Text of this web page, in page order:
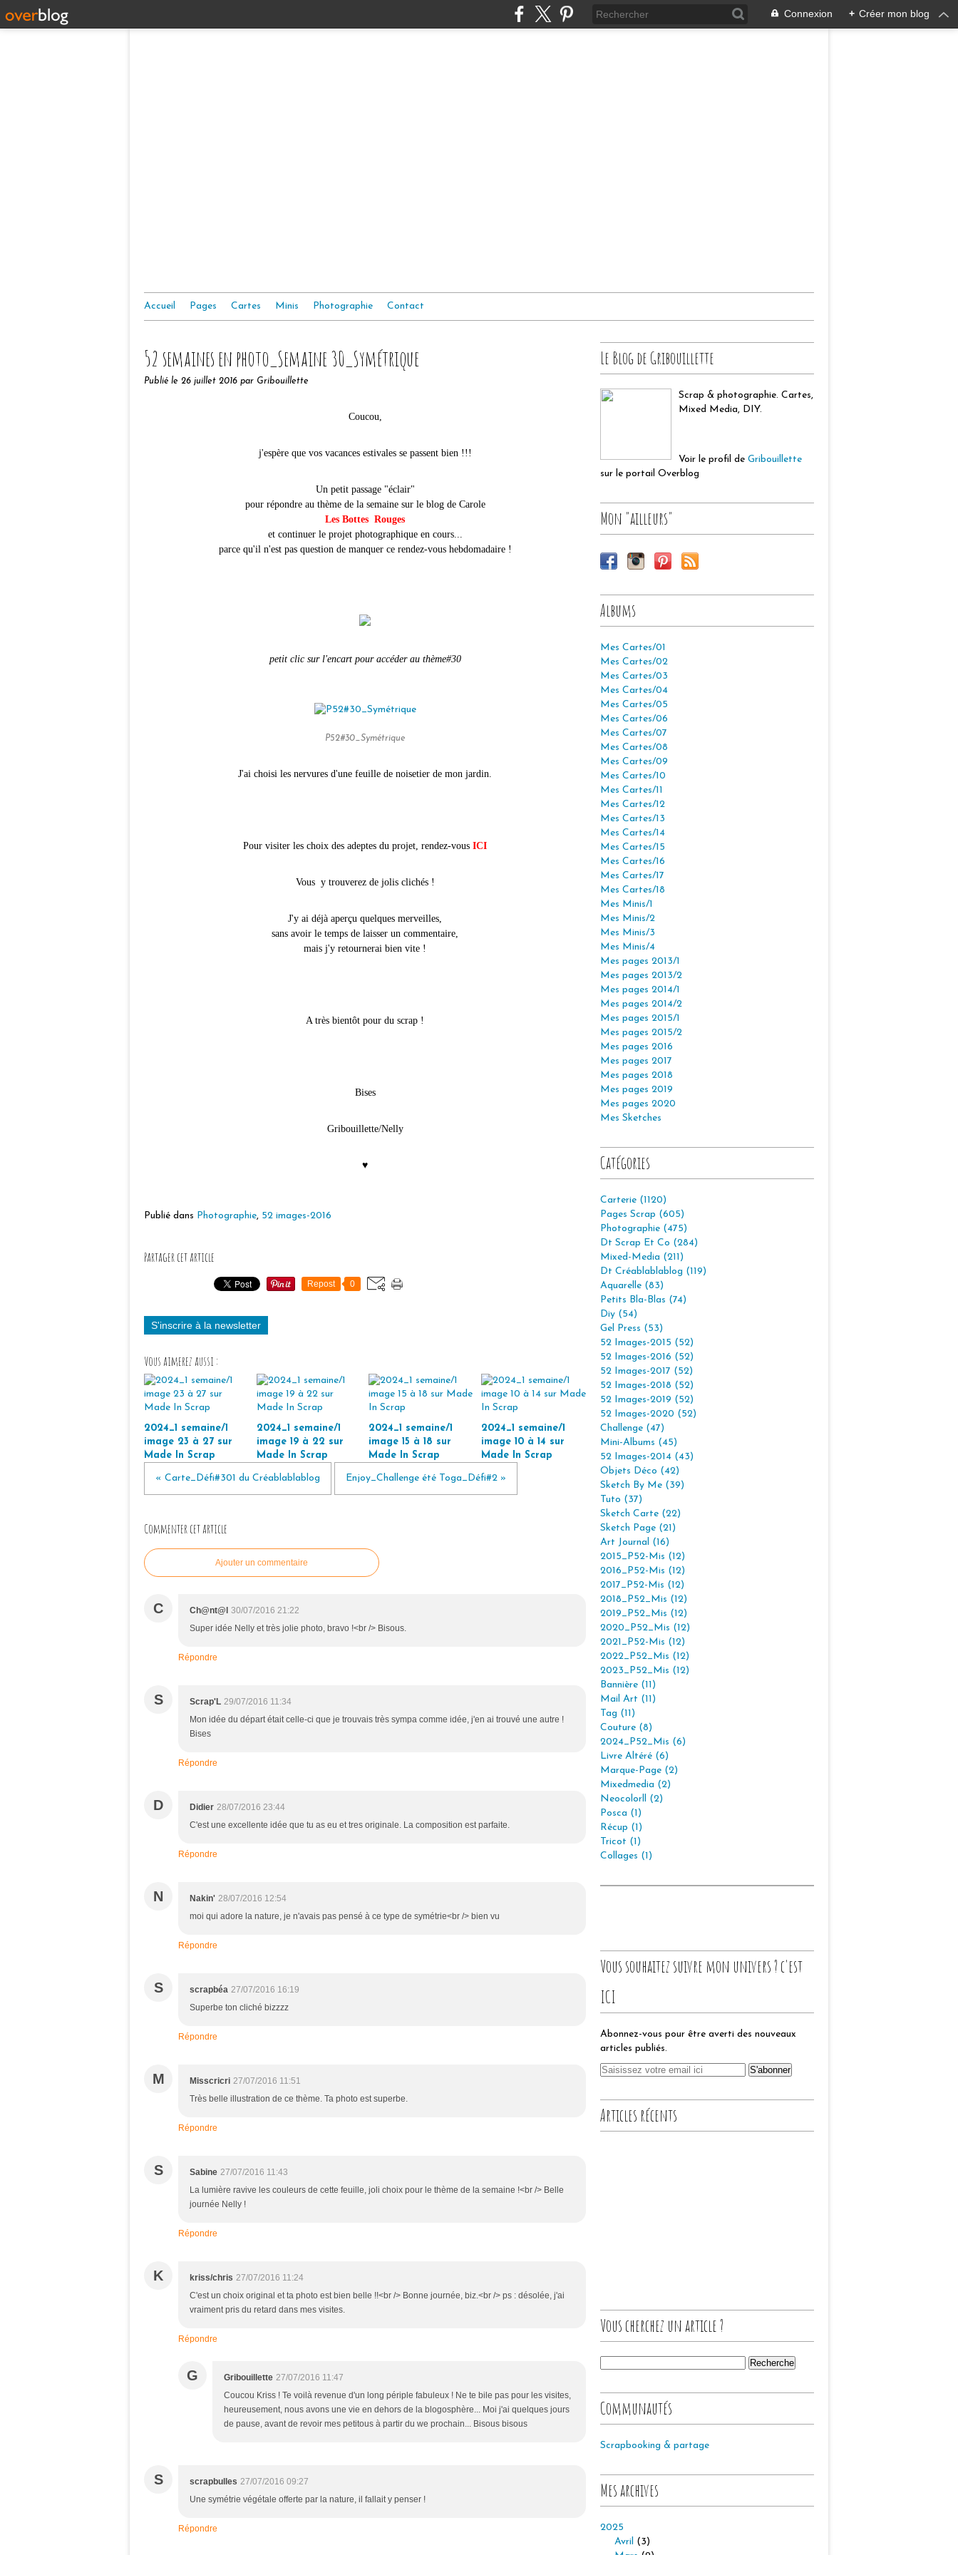
Connexion + Créer mon blog
Accueil Pages Cartes Minis Photographie Contact
52 semaines en photo_Semaine 30_Symétrique
Publié le 26 juillet 2016 par Gribouillette
Coucou,
j'espère que vos vacances estivales se passent bien !!!
Un petit passage "éclair"
pour répondre au thème de la semaine sur le blog de Carole
Les Bottes Rouges
et continuer le projet photographique en cours...
parce qu'il n'est pas question de manquer ce rendez-vous hebdomadaire !
petit clic sur l'encart pour accéder au thème#30
P52#30_Symétrique
J'ai choisi les nervures d'une feuille de noisetier de mon jardin.
Pour visiter les choix des adeptes du projet, rendez-vous ICI
Vous y trouverez de jolis clichés !
J'y ai déjà aperçu quelques merveilles,
sans avoir le temps de laisser un commentaire,
mais j'y retournerai bien vite !
A très bientôt pour du scrap !
Bises
Gribouillette/Nelly
♥
Publié dans Photographie, 52 images-2016
Partager cet article
Repost 0
S'inscrire à la newsletter
Vous aimerez aussi :
2024_1 semaine/1
image 23 à 27 sur
Made In Scrap
2024_1 semaine/1
image 19 à 22 sur
Made In Scrap
2024_1 semaine/1
image 15 à 18 sur
Made In Scrap
2024_1 semaine/1
image 10 à 14 sur
Made In Scrap
« Carte_Défi#301 du Créablablablog Enjoy_Challenge été Toga_Défi#2 »
Commenter cet article
Ajouter un commentaire
C Ch@nt@l 30/07/2016 21:22
Super idée Nelly et très jolie photo, bravo !<br /> Bisous.
Répondre
S Scrap'L 29/07/2016 11:34
Mon idée du départ était celle-ci que je trouvais très sympa comme idée, j'en ai trouvé une autre !
Bises
Répondre
D Didier 28/07/2016 23:44
C'est une excellente idée que tu as eu et tres originale. La composition est parfaite.
Répondre
N Nakin' 28/07/2016 12:54
moi qui adore la nature, je n'avais pas pensé à ce type de symétrie<br /> bien vu
Répondre
S scrapbéa 27/07/2016 16:19
Superbe ton cliché bizzzz
Répondre
M Misscricri 27/07/2016 11:51
Très belle illustration de ce thème. Ta photo est superbe.
Répondre
S Sabine 27/07/2016 11:43
La lumière ravive les couleurs de cette feuille, joli choix pour le thème de la semaine !<br /> Belle
journée Nelly !
Répondre
K kriss/chris 27/07/2016 11:24
C'est un choix original et ta photo est bien belle !!<br /> Bonne journée, biz.<br /> ps : désolée, j'ai
vraiment pris du retard dans mes visites.
Répondre
G Gribouillette 27/07/2016 11:47
Coucou Kriss ! Te voilà revenue d'un long périple fabuleux ! Ne te bile pas pour les visites,
heureusement, nous avons une vie en dehors de la blogosphère... Moi j'ai quelques jours
de pause, avant de revoir mes petitous à partir du we prochain... Bisous bisous
S scrapbulles 27/07/2016 09:27
Une symétrie végétale offerte par la nature, il fallait y penser !
Répondre
Le Blog de Gribouillette
Scrap & photographie. Cartes,
Mixed Media, DIY.
Voir le profil de Gribouillette
sur le portail Overblog
Mon "ailleurs"
Albums
Mes Cartes/01
Mes Cartes/02
Mes Cartes/03
Mes Cartes/04
Mes Cartes/05
Mes Cartes/06
Mes Cartes/07
Mes Cartes/08
Mes Cartes/09
Mes Cartes/10
Mes Cartes/11
Mes Cartes/12
Mes Cartes/13
Mes Cartes/14
Mes Cartes/15
Mes Cartes/16
Mes Cartes/17
Mes Cartes/18
Mes Minis/1
Mes Minis/2
Mes Minis/3
Mes Minis/4
Mes pages 2013/1
Mes pages 2013/2
Mes pages 2014/1
Mes pages 2014/2
Mes pages 2015/1
Mes pages 2015/2
Mes pages 2016
Mes pages 2017
Mes pages 2018
Mes pages 2019
Mes pages 2020
Mes Sketches
Catégories
Carterie (1120)
Pages Scrap (605)
Photographie (475)
Dt Scrap Et Co (284)
Mixed-Media (211)
Dt Créablablablog (119)
Aquarelle (83)
Petits Bla-Blas (74)
Diy (54)
Gel Press (53)
52 Images-2015 (52)
52 Images-2016 (52)
52 Images-2017 (52)
52 Images-2018 (52)
52 Images-2019 (52)
52 Images-2020 (52)
Challenge (47)
Mini-Albums (45)
52 Images-2014 (43)
Objets Déco (42)
Sketch By Me (39)
Tuto (37)
Sketch Carte (22)
Sketch Page (21)
Art Journal (16)
2015_P52-Mis (12)
2016_P52-Mis (12)
2017_P52-Mis (12)
2018_P52_Mis (12)
2019_P52_Mis (12)
2020_P52_Mis (12)
2021_P52-Mis (12)
2022_P52_Mis (12)
2023_P52_Mis (12)
Bannière (11)
Mail Art (11)
Tag (11)
Couture (8)
2024_P52_Mis (6)
Livre Altéré (6)
Marque-Page (2)
Mixedmedia (2)
Neocolorll (2)
Posca (1)
Récup (1)
Tricot (1)
Collages (1)
Vous souhaitez suivre mon univers ? c'est
ICI
Abonnez-vous pour être averti des nouveaux
articles publiés.
Articles récents
Vous cherchez un article ?
Communautés
Scrapbooking & partage
Mes archives
2025
Avril (3)